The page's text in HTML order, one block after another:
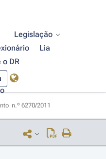
Legislação
Lia
o DR
n.º 6270/2011